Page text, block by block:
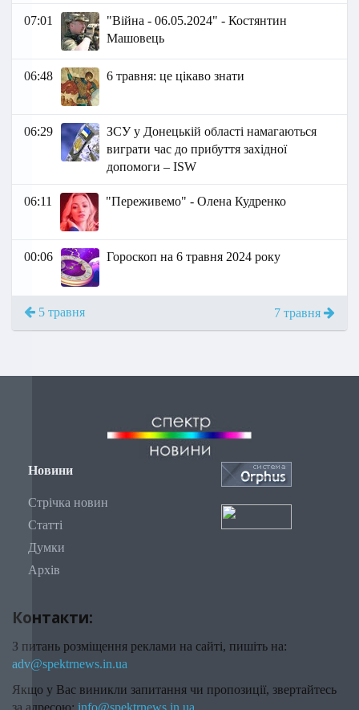
07:01
"Війна - 06.05.2024" - Костянтин
Машовець
06:48 6 травня: це цікаво знати
06:29
ЗСУ у Донецькій області намагаються
виграти час до прибуття західної
допомоги – ISW
06:11 "Переживемо" - Олена Кудренко
00:06 Гороскоп на 6 травня 2024 року
5 травня 7 травня
Новини
Стрічка новин
Статті
Думки
Архів
Контакти:
З питань розміщення реклами на сайті, пишіть на:
adv@spektrnews.in.ua
Якщо у Вас виникли запитання чи пропозиції, звертайтесь